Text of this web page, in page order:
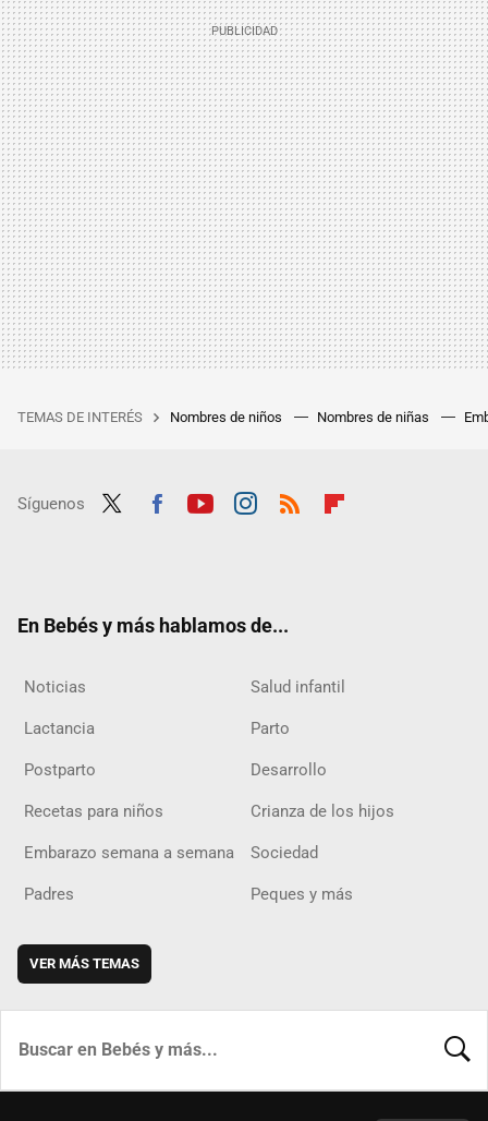
TEMAS DE INTERÉS Nombres de niños Nombres de niñas
Síguenos
En Bebés y más hablamos de...
Noticias Salud infantil
Lactancia Parto
Postparto Desarrollo
Recetas para niños Crianza de los hijos
Embarazo semana a semana Sociedad
Padres Peques y más
VER MÁS TEMAS